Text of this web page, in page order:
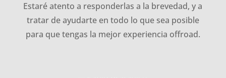
Estaré atento a responderlas a la brevedad, y a
tratar de ayudarte en todo lo que sea posible
para que tengas la mejor experiencia offroad.